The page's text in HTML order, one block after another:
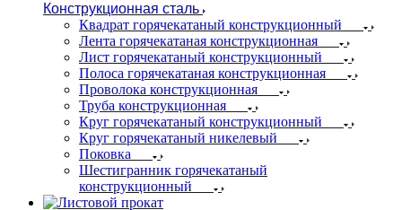
Конструкционная сталь
Квадрат горячекатаный конструкционный
Лента горячекатаная конструкционная
Лист горячекатаный конструкционный
Полоса горячекатаная конструкционная
Проволока конструкционная
Труба конструкционная
Круг горячекатаный конструкционный
Круг горячекатаный никелевый
Поковка
Шестигранник горячекатаный
конструкционный